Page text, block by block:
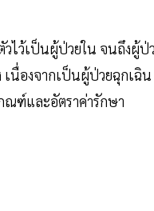
ไว้เป็นผู้ป่วยใน จนถึงผู้ป่
เนื่องจากเป็นผู้ป่วยฉุกเฉิน
ณฑ์และอัตราค่ารักษา